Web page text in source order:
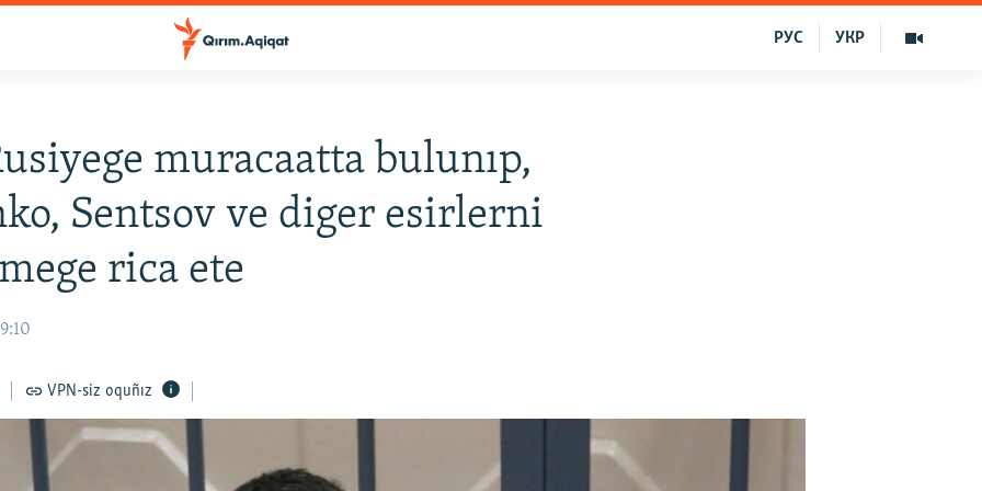
УКР
РУС
muracaatta bulunıp,
Sentsov ve diger esirlerni
rica ete
VPN-siz oquñız